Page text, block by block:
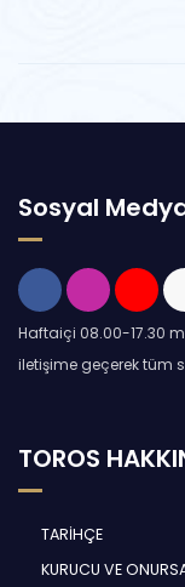
Sosyal
Haftaiçi 08.00-17.30
iletişime geçerek tüm
TOROS
TARİHÇE
KURUCU VE